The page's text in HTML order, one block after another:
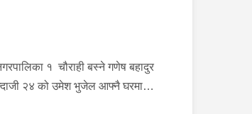
१ चौराही बस्ने गणेष बहादुर
२४ को उमेश भुजेल आफ्नै घरमा